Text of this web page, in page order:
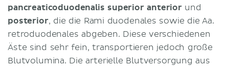
pancreaticoduodenalis superior anterior und
posterior, die die Rami duodenales sowie die Aa.
retroduodenales abgeben. Diese verschiedenen
Äste sind sehr fein, transportieren jedoch große
Blutvolumina. Die arterielle Blutversorgung aus